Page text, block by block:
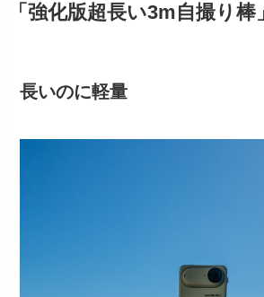
「強化版超長い3m自撮り
長いのに軽量